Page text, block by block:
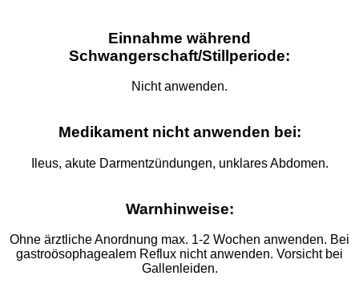
Einnahme während
Schwangerschaft/Stillperiode:
Nicht anwenden.
Medikament nicht anwenden bei:
Ileus, akute Darmentzündungen, unklares Abdomen.
Warnhinweise:
Ohne ärztliche Anordnung max. 1-2 Wochen anwenden. Bei
gastroösophagealem Reflux nicht anwenden. Vorsicht bei
Gallenleiden.